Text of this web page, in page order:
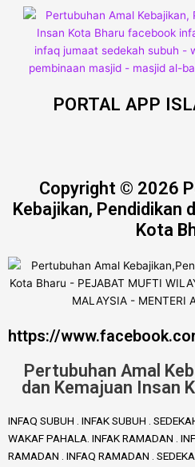
PORTAL APP
Copyright © 2026
Kebajikan, Pendidikan
Kota
https://
Pertubuhan Amal
dan Kemajuan Insan
INFAQ SUBUH . INFAK SUBUH .
WAKAF PAHALA. INFAK RAMADAN .
RAMADAN . INFAQ RAMADAN .